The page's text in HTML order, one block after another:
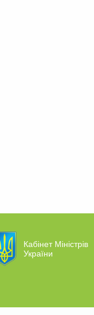
Кабінет Міністрів
України